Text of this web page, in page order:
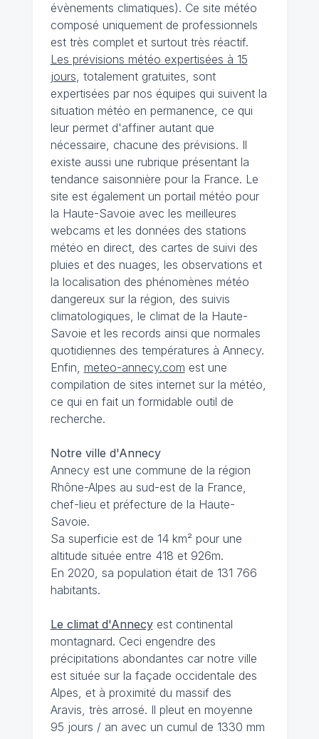
évènements climatiques). Ce site météo
composé uniquement de professionnels
est très complet et surtout très réactif.
Les prévisions météo expertisées à 15
jours, totalement gratuites, sont
expertisées par nos équipes qui suivent la
situation météo en permanence, ce qui
leur permet d'affiner autant que
nécessaire, chacune des prévisions. Il
existe aussi une rubrique présentant la
tendance saisonnière pour la France. Le
site est également un portail météo pour
la Haute-Savoie avec les meilleures
webcams et les données des stations
météo en direct, des cartes de suivi des
pluies et des nuages, les observations et
la localisation des phénomènes météo
dangereux sur la région, des suivis
climatologiques, le climat de la Haute-
Savoie et les records ainsi que normales
quotidiennes des températures à Annecy.
Enfin, meteo-annecy.com est une
compilation de sites internet sur la météo,
ce qui en fait un formidable outil de
recherche.
Notre ville d'Annecy
Annecy est une commune de la région
Rhône-Alpes au sud-est de la France,
chef-lieu et préfecture de la Haute-
Savoie.
Sa superficie est de 14 km² pour une
altitude située entre 418 et 926m.
En 2020, sa population était de 131 766
habitants.
Le climat d'Annecyest continental
montagnard. Ceci engendre des
précipitations abondantes car notre ville
est située sur la façade occidentale des
Alpes, et à proximité du massif des
Aravis, très arrosé. Il pleut en moyenne
95 jours / an avec un cumul de 1330 mm